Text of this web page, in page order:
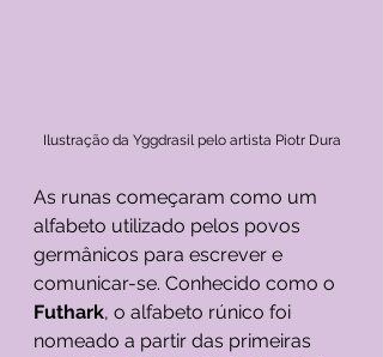
Ilustração da Yggdrasil pelo artista Piotr Dura
As runas começaram como um
alfabeto utilizado pelos povos
germânicos para escrever e
comunicar-se. Conhecido como o
Futhark, o alfabeto rúnico foi
nomeado a partir das primeiras